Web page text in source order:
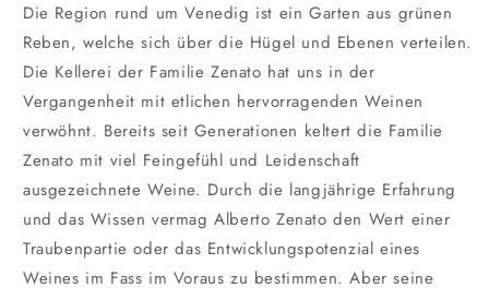
Die Region rund um Venedig ist ein Garten aus grünen
Reben, welche sich über die Hügel und Ebenen verteilen.
Die Kellerei der Familie Zenato hat uns in der
Vergangenheit mit etlichen hervorragenden Weinen
verwöhnt. Bereits seit Generationen keltert die Familie
Zenato mit viel Feingefühl und Leidenschaft
ausgezeichnete Weine. Durch die langjährige Erfahrung
und das Wissen vermag Alberto Zenato den Wert einer
Traubenpartie oder das Entwicklungspotenzial eines
Weines im Fass im Voraus zu bestimmen. Aber seine